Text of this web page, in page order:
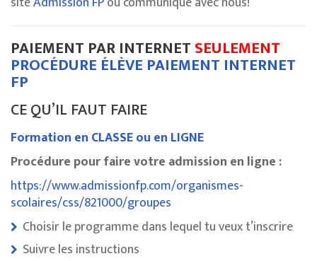
PAIEMENT PAR INTERNETSEULEMENT
PROCÉDURE ÉLÈVE PAIEMENT INTERNET
FP
CE QU’IL FAUT FAIRE
Formation en CLASSE ou en LIGNE
Procédure pour faire votre admission en ligne :
https://www.admissionfp.com/organismes-
scolaires/css/821000/groupes
Choisir le programme dans lequel tu veux t’inscrire
Suivre les instructions